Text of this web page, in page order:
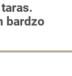
bardzo